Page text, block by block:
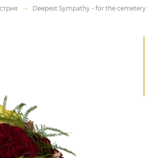
Deepest Sympathy - for the cemetery